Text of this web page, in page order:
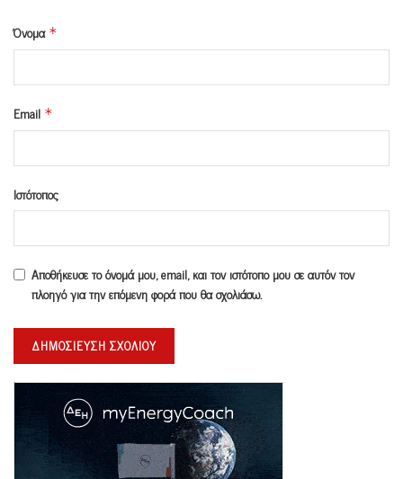
Όνομα *
Email *
Ιστότοπος
Αποθήκευσε το όνομά μου, email, και τον ιστότοπο μου σε αυτόν τον
πλοηγό για την επόμενη φορά που θα σχολιάσω.